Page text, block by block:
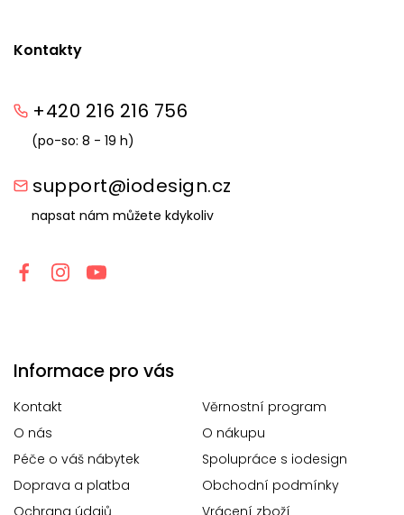
Kontakty
+420 216 216 756
(po-so: 8 - 19 h)
support@iodesign.cz
napsat nám můžete kdykoliv
Informace pro vás
Kontakt
Věrnostní program
O nás
O nákupu
Péče o váš nábytek
Spolupráce s iodesign
Doprava a platba
Obchodní podmínky
Ochrana údajů
Vrácení zboží